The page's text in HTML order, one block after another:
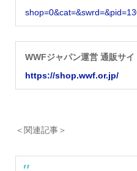
WWFジャパン運営 通販サイ
https://shop.wwf.or.jp/
＜関連記事＞